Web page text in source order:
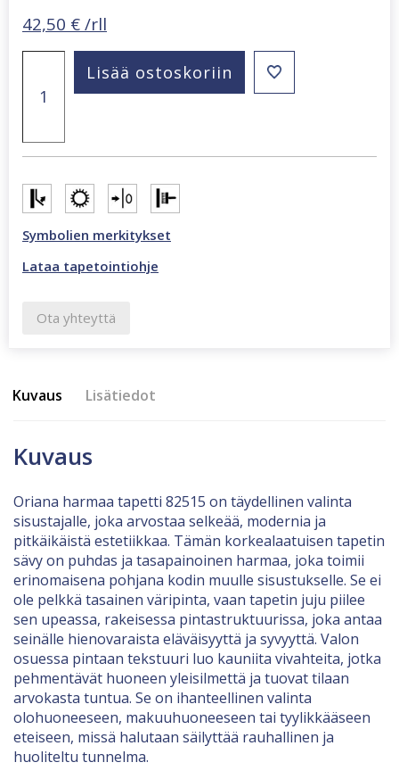
42,50 € /rll
tapetti
Lisää ostoskoriin
Symbolien merkitykset
Lataa tapetointiohje
Ota yhteyttä
Kuvaus Lisätiedot
Kuvaus
Oriana harmaa tapetti 82515 on täydellinen valinta
sisustajalle, joka arvostaa selkeää, modernia ja
pitkäikäistä estetiikkaa. Tämän korkealaatuisen tapetin
sävy on puhdas ja tasapainoinen harmaa, joka toimii
erinomaisena pohjana kodin muulle sisustukselle. Se ei
ole pelkkä tasainen väripinta, vaan tapetin juju piilee
sen upeassa, rakeisessa pintastruktuurissa, joka antaa
seinälle hienovaraista eläväisyyttä ja syvyyttä. Valon
osuessa pintaan tekstuuri luo kauniita vivahteita, jotka
pehmentävät huoneen yleisilmettä ja tuovat tilaan
arvokasta tuntua. Se on ihanteellinen valinta
olohuoneeseen, makuuhuoneeseen tai tyylikkääseen
eteiseen, missä halutaan säilyttää rauhallinen ja
huoliteltu tunnelma.